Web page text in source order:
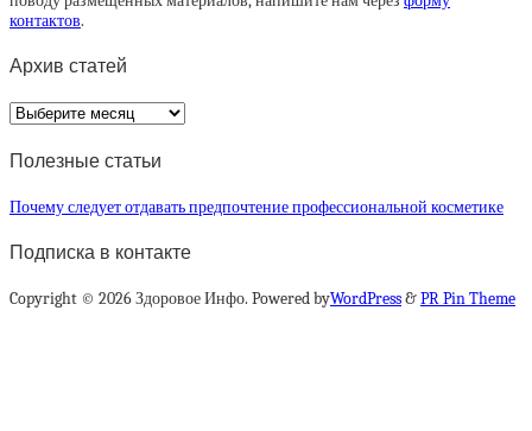
контактов.
Архив статей
Архив
статей
Полезные статьи
Почему следует отдавать предпочтение профессиональной косметике
Подписка в контакте
Copyright © 2026 Здоровое Инфо. Powered byWordPress&PR Pin Theme